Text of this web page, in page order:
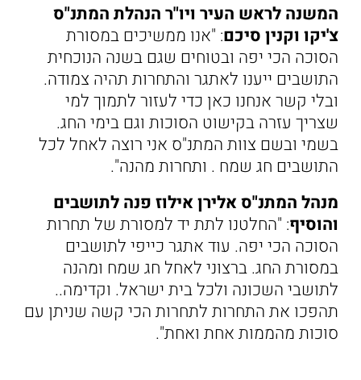
המשנה לראש העיר ויו"ר הנהלת המתנ"ס
צ'יקו וקנין סיכם: "אנו ממשיכים במסורת
הסוכה הכי יפה ובטוחים שגם בשנה הנוכחית
התושבים ייענו לאתגר והתחרות תהיה צמודה.
ובלי קשר אנחנו כאן כדי לעזור לתמוך למי
שצריך עזרה בקישוט הסוכות וגם בימי החג.
בשמי ובשם צוות המתנ"ס אני רוצה לאחל לכל
התושבים חג שמח . ותחרות מהנה".
מנהל המתנ"ס אלירן אילוז פנה לתושבים
והוסיף: "החלטנו לתת יד למסורת של תחרות
הסוכה הכי יפה. עוד אתגר כייפי לתושבים
במסורת החג. ברצוני לאחל חג שמח ומהנה
לתושבי השכונה ולכל בית ישראל. וקדימה..
תהפכו את התחרות לתחרות הכי קשה שניתן עם
סוכות מהממות אחת ואחת".